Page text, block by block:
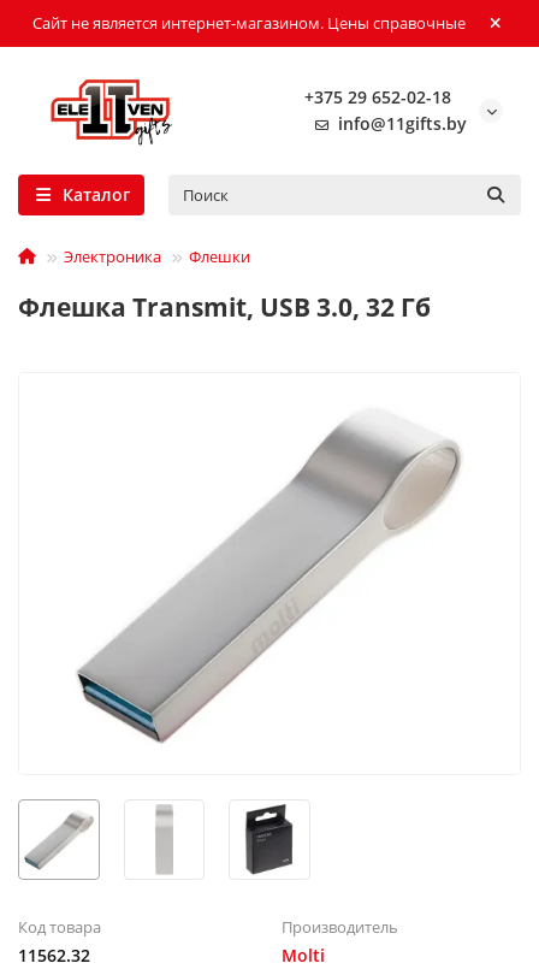
Сайт не является интернет-магазином. Цены справочные
+375 29 652-02-18
info@11gifts.by
Каталог
Электроника Флешки
Флешка Transmit, USB 3.0, 32 Гб
Код товара
11562.32
Производитель
Molti